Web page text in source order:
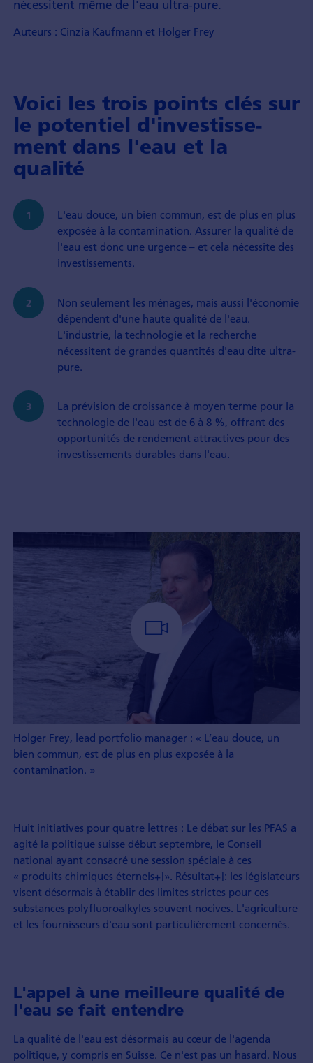
nécessitent même de l'eau ultra-pure.
Auteurs : Cinzia Kaufmann et Holger Frey
Voici les trois points clés sur
le potentiel d'investisse­
ment dans l'eau et la
qualité
L'eau douce, un bien commun, est de plus en plus
exposée à la contami­nation. Assurer la qualité de
l'eau est donc une urgence – et cela nécessite des
investissements.
Non seulement les ménages, mais aussi l'économie
dépendent d'une haute qualité de l'eau.
L'industrie, la technologie et la recherche
nécessitent de grandes quantités d'eau dite ultra-
pure.
La prévision de croissance à moyen terme pour la
technologie de l'eau est de 6 à 8 %, offrant des
opportunités de rendement attractives pour des
investisse­ments durables dans l'eau.
Holger Frey, lead portfolio manager : « L’eau douce, un
bien commun, est de plus en plus exposée à la
contamination. »
Huit initiatives pour quatre lettres : Le débat sur les PFAS a
agité la politique suisse début septembre, le Conseil
national ayant consacré une session spéciale à ces
« produits chimiques éternels+]». Résultat+]: les législateurs
visent désormais à établir des limites strictes pour ces
substances polyfluoroalkyles souvent nocives. L'agriculture
et les fournisseurs d'eau sont particulièrement concernés.
L'appel à une meilleure qualité de
l'eau se fait entendre
La qualité de l'eau est désormais au cœur de l'agenda
politique, y compris en Suisse. Ce n'est pas un hasard. Nous